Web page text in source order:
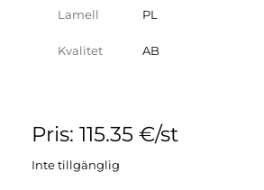
Lamell PL
Kvalitet AB
Pris: 115.35 €/st
Inte tillgänglig